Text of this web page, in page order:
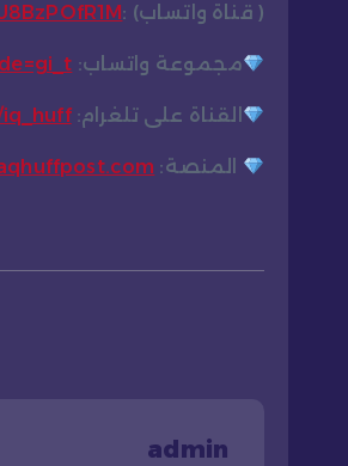
( قناة واتساب) :
مجموعة واتساب:
القناة على تلغرام:
المنصة:
admin